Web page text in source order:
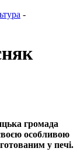
-
громада
особливою
у печі.